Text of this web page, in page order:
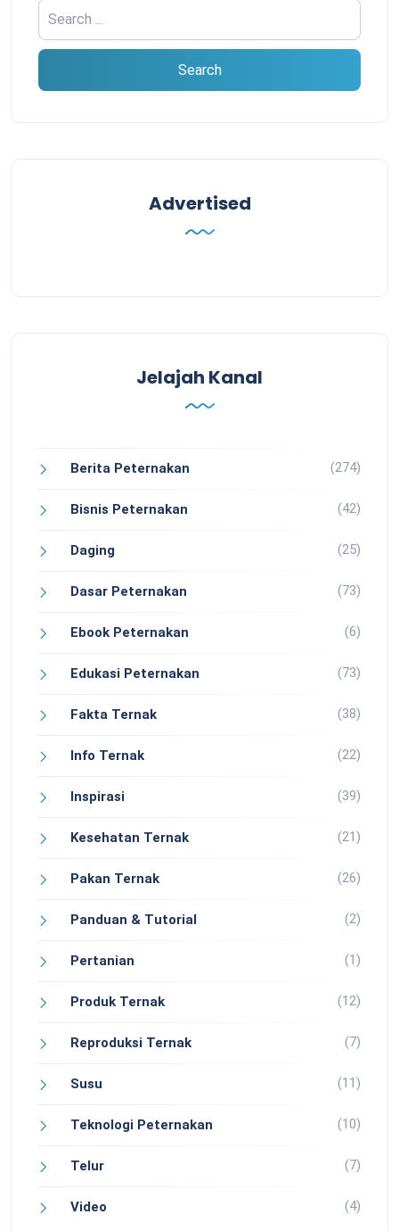
Advertised
Jelajah Kanal
Berita Peternakan (274)
Bisnis Peternakan (42)
Daging (25)
Dasar Peternakan (73)
Ebook Peternakan (6)
Edukasi Peternakan (73)
Fakta Ternak (38)
Info Ternak (22)
Inspirasi (39)
Kesehatan Ternak (21)
Pakan Ternak (26)
Panduan & Tutorial (2)
Pertanian (1)
Produk Ternak (12)
Reproduksi Ternak (7)
Susu (11)
Teknologi Peternakan (10)
Telur (7)
Video (4)